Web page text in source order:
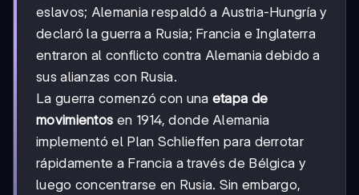
eslavos; Alemania respaldó a Austria-Hungría y
declaró la guerra a Rusia; Francia e Inglaterra
entraron al conflicto contra Alemania debido a
sus alianzas con Rusia.
La guerra comenzó con una etapa de
movimientos en 1914, donde Alemania
implementó el Plan Schlieffen para derrotar
rápidamente a Francia a través de Bélgica y
luego concentrarse en Rusia. Sin embargo,